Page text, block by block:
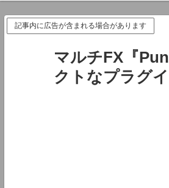
記事内に広告が含まれる場合があります
マルチFX『
クトなプラグイ